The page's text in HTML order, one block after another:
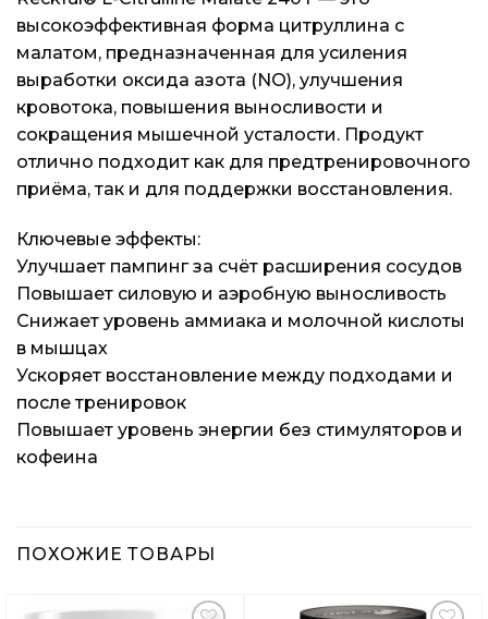
высокоэффективная форма цитруллина с
малатом, предназначенная для усиления
выработки оксида азота (NO), улучшения
кровотока, повышения выносливости и
сокращения мышечной усталости. Продукт
отлично подходит как для предтренировочного
приёма, так и для поддержки восстановления.
Ключевые эффекты:
Улучшает пампинг за счёт расширения сосудов
Повышает силовую и аэробную выносливость
Снижает уровень аммиака и молочной кислоты
в мышцах
Ускоряет восстановление между подходами и
после тренировок
Повышает уровень энергии без стимуляторов и
кофеина
ПОХОЖИЕ ТОВАРЫ